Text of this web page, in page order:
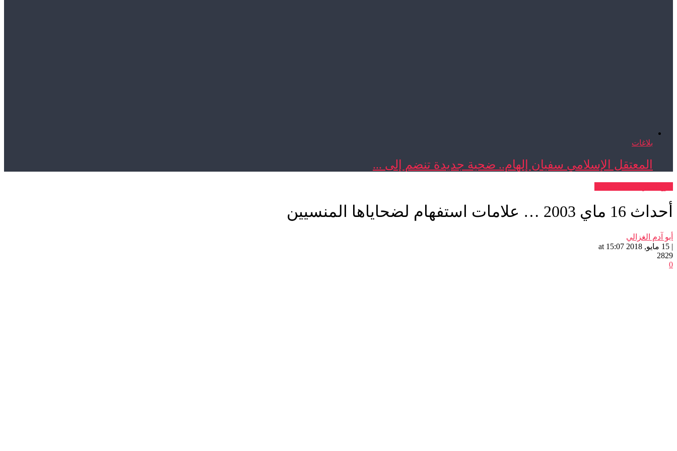
بلاغات
المعتقل الإسلامي سفيان إلهام.. ضحية جديدة تنضم إلى ...
أحداث 16 ماي 2003 … علامات استفهام لضحاياها المنسيين
أبو آدم الغزالي
| 15 مايو, 2018 at 15:07
2829
0